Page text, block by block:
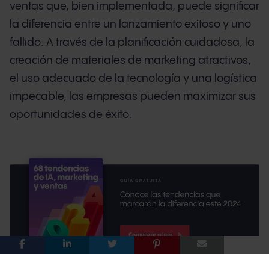
ventas que, bien implementada, puede significar
la diferencia entre un lanzamiento exitoso y uno
fallido. A través de la planificación cuidadosa, la
creación de materiales de marketing atractivos,
el uso adecuado de la tecnología y una logística
impecable, las empresas pueden maximizar sus
oportunidades de éxito.